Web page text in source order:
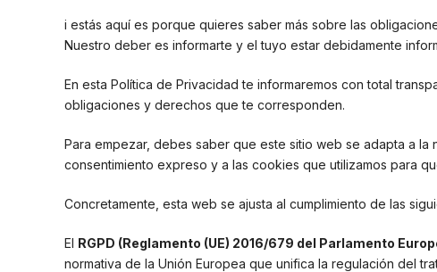
i estás aquí es porque quieres saber más sobre las
Nuestro deber es informarte y el tuyo estar debidamente
En esta Política de Privacidad te informaremos con total
obligaciones y derechos que te corresponden.
Para empezar, debes saber que este sitio web se adapta a
consentimiento expreso y a las cookies que utilizamos para
Concretamente, esta web se ajusta al cumplimiento de las
El RGPD (Reglamento (UE) 2016/679 del Parlamento
normativa de la Unión Europea que unifica la regulación del